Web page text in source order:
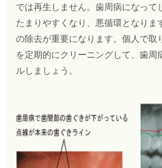
では再生しません。歯周病になって
たまりやすくなり、悪循環となりま
の除去が重要になります。個人で取
を定期的にクリーニングして、歯周
ルしましょう。